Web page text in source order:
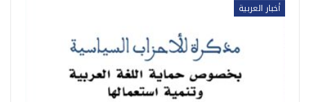
أخبار العربية